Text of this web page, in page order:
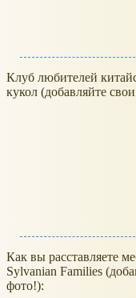
Клуб любителей
кукол (добавляйте
Как вы расставляете
Sylvanian Families
фото!):